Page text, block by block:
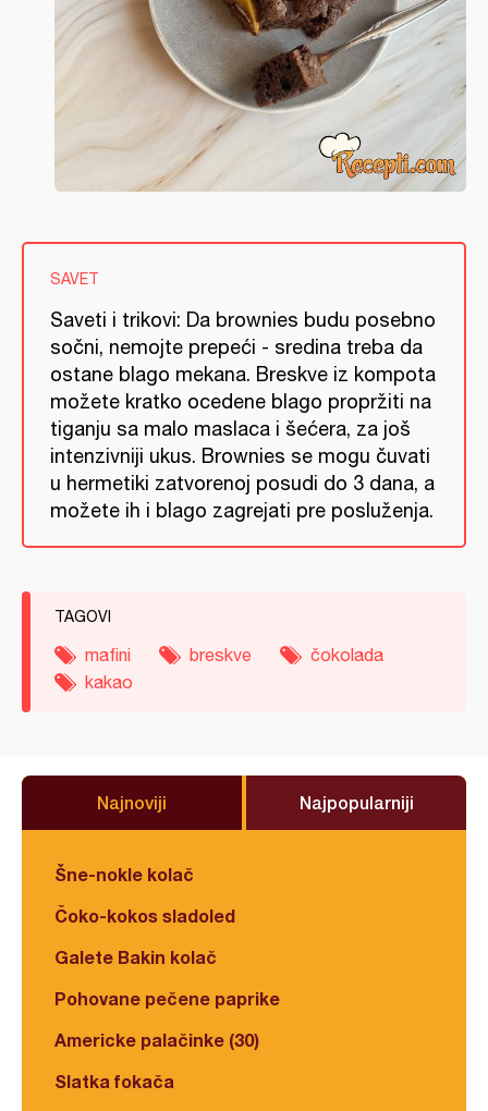
SAVET
Saveti i trikovi: Da brownies budu posebno
sočni, nemojte prepeći - sredina treba da
ostane blago mekana. Breskve iz kompota
možete kratko ocedene blago propržiti na
tiganju sa malo maslaca i šećera, za još
intenzivniji ukus. Brownies se mogu čuvati
u hermetiki zatvorenoj posudi do 3 dana, a
možete ih i blago zagrejati pre posluženja.
TAGOVI
mafini breskve
čokolada
kakao
Najnoviji Najpopularniji
Šne-nokle kolač
Čoko-kokos sladoled
Galete Bakin kolač
Pohovane pečene paprike
Americke palačinke (30)
Slatka fokača